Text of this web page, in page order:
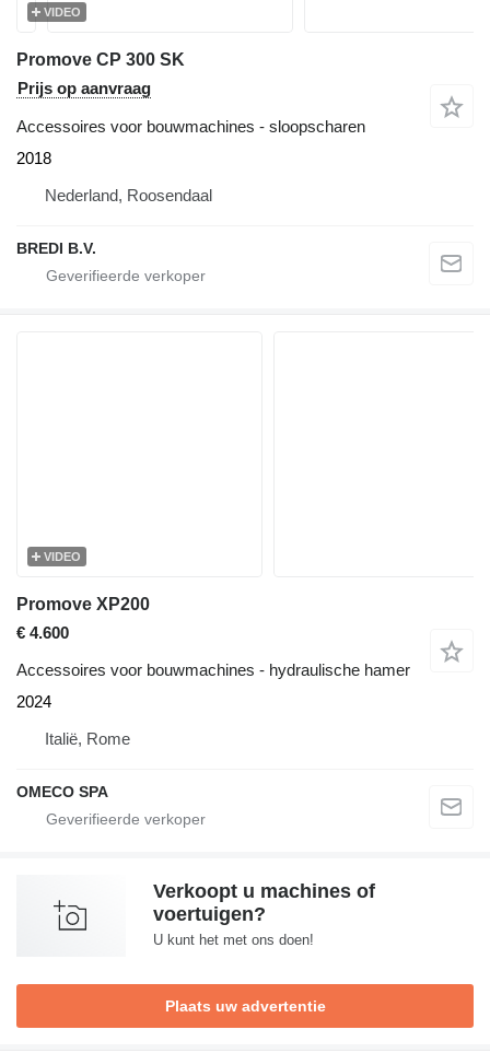
VIDEO
Promove CP 300 SK
Prijs op aanvraag
Accessoires voor bouwmachines - sloopscharen
2018
Nederland, Roosendaal
BREDI B.V.
VIDEO
Promove XP200
€ 4.600
Accessoires voor bouwmachines - hydraulische hamer
2024
Italië, Rome
OMECO SPA
Verkoopt u machines of
voertuigen?
U kunt het met ons doen!
Plaats uw advertentie